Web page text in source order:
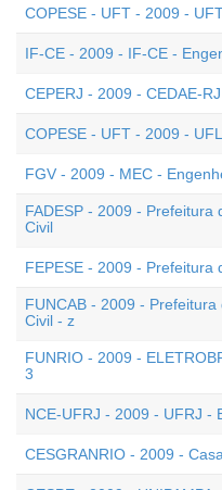
COPESE - UFT - 2009 -
IF-CE - 2009 - IF-CE -
CEPERJ - 2009 - CEDAE-
COPESE - UFT - 2009 -
FGV - 2009 - MEC -
FADESP - 2009 - Prefeitura
Civil
FEPESE - 2009 - Prefeitura
FUNCAB - 2009 -
Civil - z
FUNRIO - 2009 -
3
NCE-UFRJ - 2009 - UFRJ -
CESGRANRIO - 2009 -